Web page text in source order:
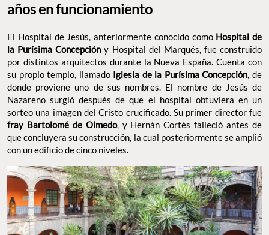
años en funcionamiento
El Hospital de Jesús, anteriormente conocido como Hospital de
la Purísima Concepción y Hospital del Marqués, fue construido
por distintos arquitectos durante la Nueva España. Cuenta con
su propio templo, llamado Iglesia de la Purísima Concepción, de
donde proviene uno de sus nombres. El nombre de Jesús de
Nazareno surgió después de que el hospital obtuviera en un
sorteo una imagen del Cristo crucificado. Su primer director fue
fray Bartolomé de Olmedo, y Hernán Cortés falleció antes de
que concluyera su construcción, la cual posteriormente se amplió
con un edificio de cinco niveles.